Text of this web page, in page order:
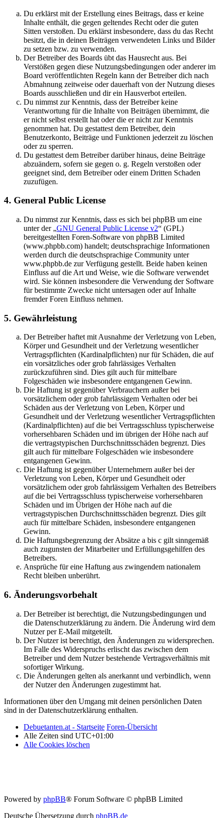
Du erklärst mit der Erstellung eines Beitrags, dass er keine
Inhalte enthält, die gegen geltendes Recht oder die guten
Sitten verstoßen. Du erklärst insbesondere, dass du das Recht
besitzt, die in deinen Beiträgen verwendeten Links und Bilder
zu setzen bzw. zu verwenden.
Der Betreiber des Boards übt das Hausrecht aus. Bei
Verstößen gegen diese Nutzungsbedingungen oder anderer im
Board veröffentlichten Regeln kann der Betreiber dich nach
Abmahnung zeitweise oder dauerhaft von der Nutzung dieses
Boards ausschließen und dir ein Hausverbot erteilen.
Du nimmst zur Kenntnis, dass der Betreiber keine
Verantwortung für die Inhalte von Beiträgen übernimmt, die
er nicht selbst erstellt hat oder die er nicht zur Kenntnis
genommen hat. Du gestattest dem Betreiber, dein
Benutzerkonto, Beiträge und Funktionen jederzeit zu löschen
oder zu sperren.
Du gestattest dem Betreiber darüber hinaus, deine Beiträge
abzuändern, sofern sie gegen o. g. Regeln verstoßen oder
geeignet sind, dem Betreiber oder einem Dritten Schaden
zuzufügen.
4. General Public License
Du nimmst zur Kenntnis, dass es sich bei phpBB um eine
unter der „GNU General Public License v2“ (GPL)
bereitgestellten Foren-Software von phpBB Limited
(www.phpbb.com) handelt; deutschsprachige Informationen
werden durch die deutschsprachige Community unter
www.phpbb.de zur Verfügung gestellt. Beide haben keinen
Einfluss auf die Art und Weise, wie die Software verwendet
wird. Sie können insbesondere die Verwendung der Software
für bestimmte Zwecke nicht untersagen oder auf Inhalte
fremder Foren Einfluss nehmen.
5. Gewährleistung
Der Betreiber haftet mit Ausnahme der Verletzung von Leben,
Körper und Gesundheit und der Verletzung wesentlicher
Vertragspflichten (Kardinalpflichten) nur für Schäden, die auf
ein vorsätzliches oder grob fahrlässiges Verhalten
zurückzuführen sind. Dies gilt auch für mittelbare
Folgeschäden wie insbesondere entgangenen Gewinn.
Die Haftung ist gegenüber Verbrauchern außer bei
vorsätzlichem oder grob fahrlässigem Verhalten oder bei
Schäden aus der Verletzung von Leben, Körper und
Gesundheit und der Verletzung wesentlicher Vertragspflichten
(Kardinalpflichten) auf die bei Vertragsschluss typischerweise
vorhersehbaren Schäden und im übrigen der Höhe nach auf
die vertragstypischen Durchschnittsschäden begrenzt. Dies
gilt auch für mittelbare Folgeschäden wie insbesondere
entgangenen Gewinn.
Die Haftung ist gegenüber Unternehmern außer bei der
Verletzung von Leben, Körper und Gesundheit oder
vorsätzlichem oder grob fahrlässigem Verhalten des Betreibers
auf die bei Vertragsschluss typischerweise vorhersehbaren
Schäden und im Übrigen der Höhe nach auf die
vertragstypischen Durchschnittsschäden begrenzt. Dies gilt
auch für mittelbare Schäden, insbesondere entgangenen
Gewinn.
Die Haftungsbegrenzung der Absätze a bis c gilt sinngemäß
auch zugunsten der Mitarbeiter und Erfüllungsgehilfen des
Betreibers.
Ansprüche für eine Haftung aus zwingendem nationalem
Recht bleiben unberührt.
6. Änderungsvorbehalt
Der Betreiber ist berechtigt, die Nutzungsbedingungen und
die Datenschutzerklärung zu ändern. Die Änderung wird dem
Nutzer per E-Mail mitgeteilt.
Der Nutzer ist berechtigt, den Änderungen zu widersprechen.
Im Falle des Widerspruchs erlischt das zwischen dem
Betreiber und dem Nutzer bestehende Vertragsverhältnis mit
sofortiger Wirkung.
Die Änderungen gelten als anerkannt und verbindlich, wenn
der Nutzer den Änderungen zugestimmt hat.
Informationen über den Umgang mit deinen persönlichen Daten
sind in der Datenschutzerklärung enthalten.
Debuetanten.at - Startseite Foren-Übersicht
Alle Zeiten sind UTC+01:00
Alle Cookies löschen
Powered by phpBB® Forum Software © phpBB Limited
Deutsche Übersetzung durch phpBB.de